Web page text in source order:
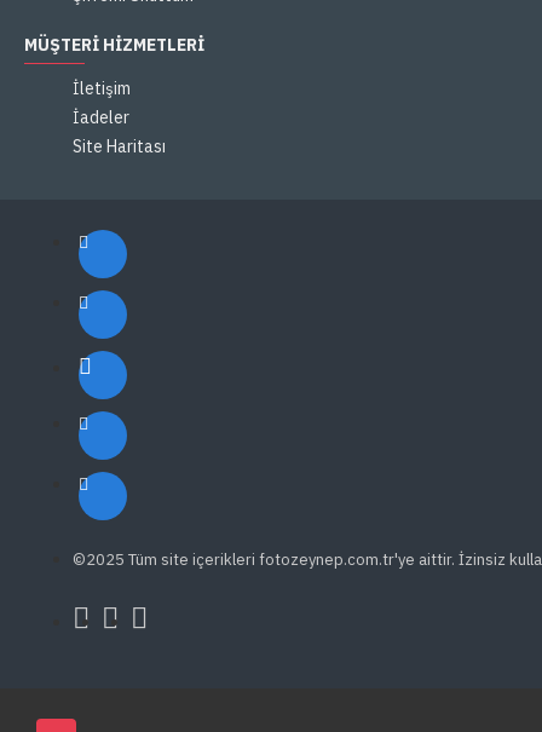
MÜŞTERI HIZMETLERI
İletişim
İadeler
Site Haritası
©2025 Tüm site içerikleri fotozeynep.com.tr'ye aittir. İzinsiz